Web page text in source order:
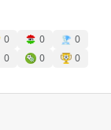
0 0
0
0 0
0